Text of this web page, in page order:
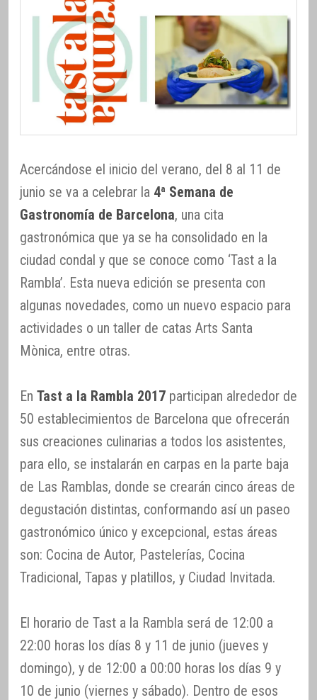
Acercándose el inicio del verano, del 8 al 11 de
junio se va a celebrar la 4ª Semana de
Gastronomía de Barcelona, una cita
gastronómica que ya se ha consolidado en la
ciudad condal y que se conoce como ‘Tast a la
Rambla’. Esta nueva edición se presenta con
algunas novedades, como un nuevo espacio para
actividades o un taller de catas Arts Santa
Mònica, entre otras.
En Tast a la Rambla 2017 participan alrededor de
50 establecimientos de Barcelona que ofrecerán
sus creaciones culinarias a todos los asistentes,
para ello, se instalarán en carpas en la parte baja
de Las Ramblas, donde se crearán cinco áreas de
degustación distintas, conformando así un paseo
gastronómico único y excepcional, estas áreas
son: Cocina de Autor, Pastelerías, Cocina
Tradicional, Tapas y platillos, y Ciudad Invitada.
El horario de Tast a la Rambla será de 12:00 a
22:00 horas los días 8 y 11 de junio (jueves y
domingo), y de 12:00 a 00:00 horas los días 9 y
10 de junio (viernes y sábado). Dentro de esos